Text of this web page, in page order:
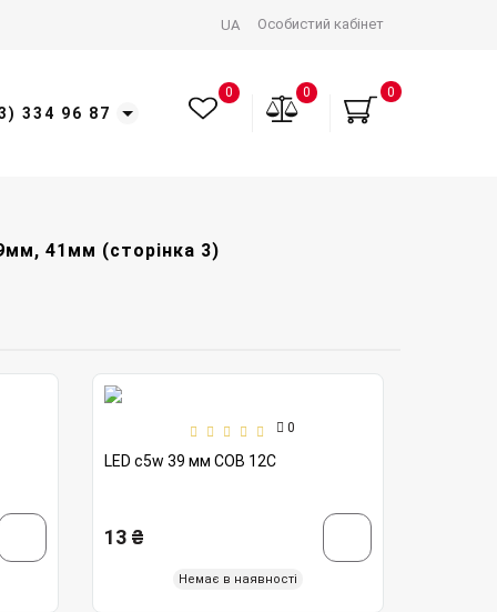
Особистий кабінет
UA
334 96 87
0
0
0
41мм (сторінка 3)
0
LED c5w 39 мм COB 12C
13 ₴
Немає в наявності